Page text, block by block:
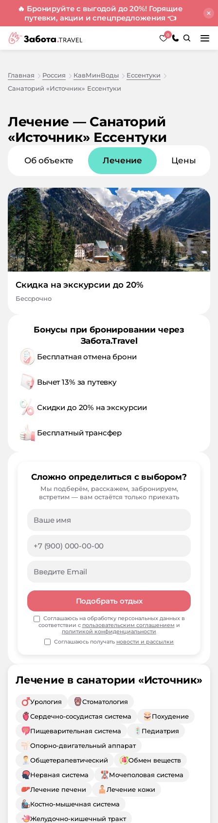
🔥 Бронируйте с выгодой до 20%! Горящие
путевки, акции и спецпредложения 👈
0
Главная Россия КавМинВоды
Ессентуки
Санаторий «Источник» Ессентуки
Лечение — Санаторий
«Источник» Ессентуки
Об объекте Лечение Цены
Лечение в санатории «Источник»
Урология
Стоматология
Сердечно-сосудистая система
Похудение
Пищеварительная система
Педиатрия
Опорно-двигательный аппарат
Общетерапевтический
Обмен веществ
Нервная система
Мочеполовая система
Лечение печени
Лечение кожи
Костно-мышечная система
Желудочно-кишечный тракт
Скидка на экскурсии до 20%
Бессрочно
Бонусы при бронировании через
Забота.Travel
Бесплатная отмена брони
Вычет 13% за путевку
Скидки до 20% на экскурсии
Бесплатный трансфер
Сложно определиться с выбором?
Мы подберём, расскажем, забронируем,
встретим — вам остаётся только приехать
Подобрать отдых
Соглашаюсь на обработку персональных данных в
соответствии с пользовательским соглашением и
политикой конфиденциальности
Соглашаюсь получать новости и рассылки